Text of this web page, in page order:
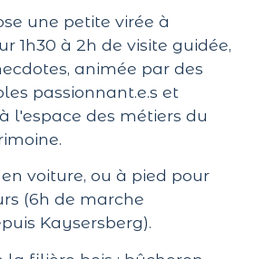
une petite virée à
1h30 à 2h de visite guidée,
animée par des
passionnant.e.s et
l'espace des métiers du
voiture, ou à pied pour
(6h de marche
Kaysersberg).